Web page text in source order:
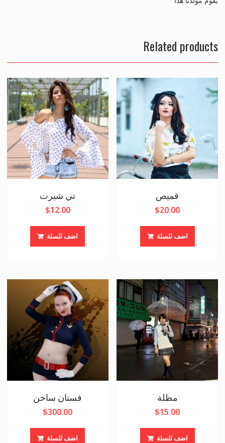
Related products
قميص
$20.00
اضف للسلة
تي شيرت
$12.00
اضف للسلة
مظلة
$15.00
اضف للسلة
فستان ساخن
$300.00
اضف للسلة